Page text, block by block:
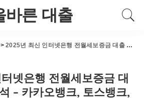
바른 대출
>2025년 최신 인터넷은행 전월세보증금 대출 완벽 비교분석 – 카카오뱅크, 토스뱅크, 케이뱅크 총정리
넷은행 전월세보증금 대
– 카카오뱅크, 토스뱅크,